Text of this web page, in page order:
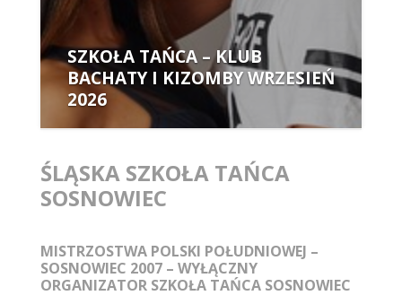
SZKOŁA TAŃCA – KLUB
BACHATY I KIZOMBY WRZESIEŃ
2026
ŚLĄSKA SZKOŁA TAŃCA
SOSNOWIEC
MISTRZOSTWA POLSKI POŁUDNIOWEJ –
SOSNOWIEC 2007 – WYŁĄCZNY
ORGANIZATOR SZKOŁA TAŃCA SOSNOWIEC